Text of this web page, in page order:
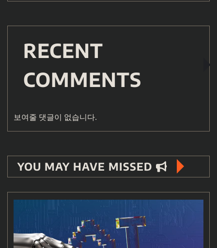
RECENT
COMMENTS
보여줄 댓글이 없습니다.
YOU MAY HAVE MISSED